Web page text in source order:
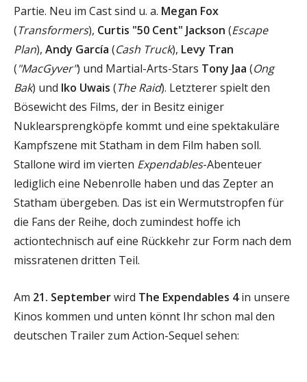
Partie. Neu im Cast sind u. a. Megan Fox
(Transformers), Curtis "50 Cent" Jackson (Escape
Plan), Andy García (Cash Truck), Levy Tran
("MacGyver") und Martial-Arts-Stars Tony Jaa (Ong
Bak) und Iko Uwais (The Raid). Letzterer spielt den
Bösewicht des Films, der in Besitz einiger
Nuklearsprengköpfe kommt und eine spektakuläre
Kampfszene mit Statham in dem Film haben soll.
Stallone wird im vierten Expendables-Abenteuer
lediglich eine Nebenrolle haben und das Zepter an
Statham übergeben. Das ist ein Wermutstropfen für
die Fans der Reihe, doch zumindest hoffe ich
actiontechnisch auf eine Rückkehr zur Form nach dem
missratenen dritten Teil.
Am 21. Septemberwird The Expendables 4in unsere
Kinos kommen und unten könnt Ihr schon mal den
deutschen Trailer zum Action-Sequel sehen: